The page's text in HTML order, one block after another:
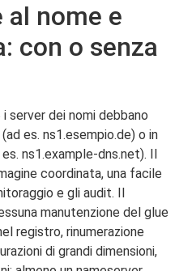
nome e
con o senza
server dei nomi debbano
es. ns1.esempio.de) o in
ns1.example-dns.net). Il
coordinata, una facile
e gli audit. Il
manutenzione del glue
registro, rinumerazione
di grandi dimensioni,